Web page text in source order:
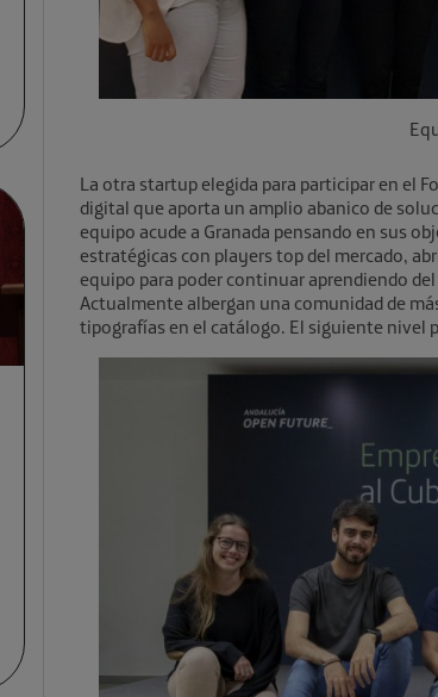
La otra startup elegida para participar en el
digital que aporta un amplio abanico de
equipo acude a Granada pensando en sus
estratégicas con players top del mercado,
equipo para poder continuar aprendiendo
Actualmente albergan una comunidad de
tipografías en el catálogo. El siguiente nivel